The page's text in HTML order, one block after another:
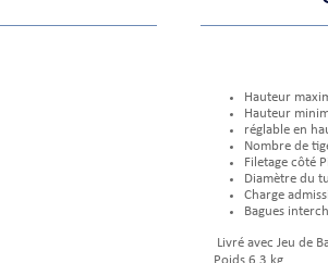
Hauteur
Hauteur
réglable en
Nombre de
Filetage côté
Diamètre du
Charge
Bagues
Livré avec Jeu de
Poids 6,3 kg